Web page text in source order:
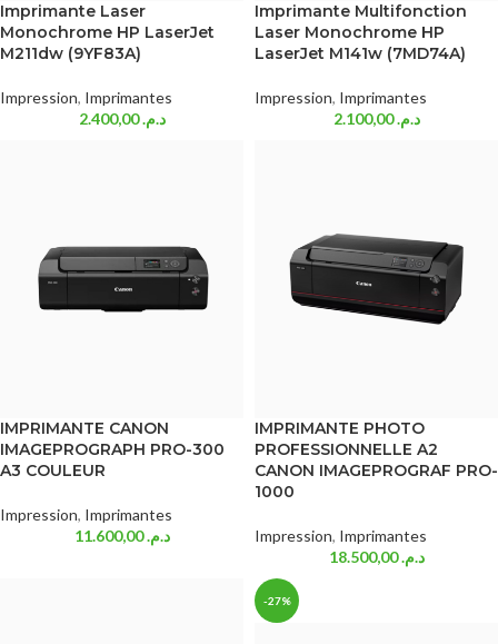
Imprimante Laser
Monochrome HP LaserJet
M211dw (9YF83A)
Impression, Imprimantes
د.م.2.400,00
Imprimante Multifonction
Laser Monochrome HP
LaserJet M141w (7MD74A)
Impression, Imprimantes
د.م.2.100,00
IMPRIMANTE CANON
IMAGEPROGRAPH PRO-300
A3 COULEUR
Impression, Imprimantes
د.م.11.600,00
IMPRIMANTE PHOTO
PROFESSIONNELLE A2
CANON IMAGEPROGRAF PRO-
1000
Impression, Imprimantes
د.م.18.500,00
-27%